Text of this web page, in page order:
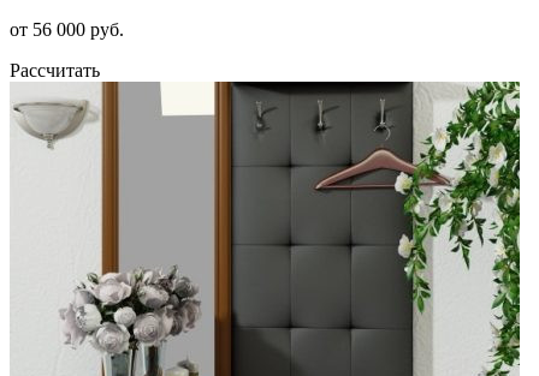
от 56 000 руб.
Рассчитать